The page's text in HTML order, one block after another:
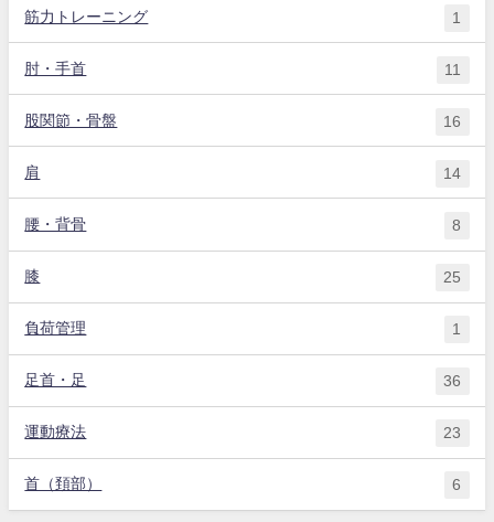
筋力トレーニング 1
肘・手首 11
股関節・骨盤 16
肩 14
腰・背骨 8
膝 25
負荷管理 1
足首・足 36
運動療法 23
首（頚部） 6